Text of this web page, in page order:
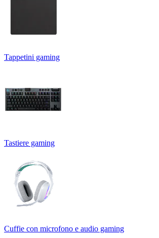
Tappetini gaming
Tastiere gaming
Cuffie con microfono e audio gaming